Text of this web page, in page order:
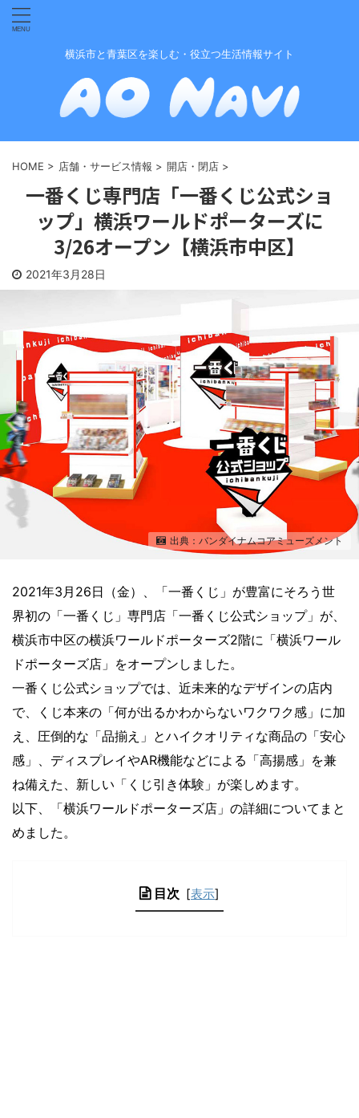
横浜市と青葉区を楽しむ・役立つ生活情報サイト
HOME > 店舗・サービス情報 > 開店・閉店 >
一番くじ専門店「一番くじ公式ショ
ップ」横浜ワールドポーターズに
3/26オープン【横浜市中区】
2021年3月28日
出典：バンダイナムコアミューズメント
2021年3月26日（金）、「一番くじ」が豊富にそろう世
界初の「一番くじ」専門店「一番くじ公式ショップ」が、
横浜市中区の横浜ワールドポーターズ2階に「横浜ワール
ドポーターズ店」をオープンしました。
一番くじ公式ショップでは、近未来的なデザインの店内
で、くじ本来の「何が出るかわからないワクワク感」に加
え、圧倒的な「品揃え」とハイクオリティな商品の「安心
感」、ディスプレイやAR機能などによる「高揚感」を兼
ね備えた、新しい「くじ引き体験」が楽しめます。
以下、「横浜ワールドポーターズ店」の詳細についてまと
めました。
目次 [表示]